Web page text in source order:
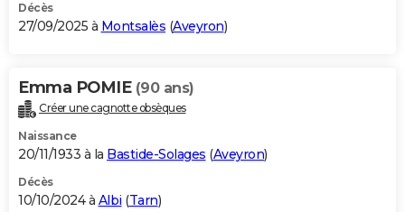
Décès
27/09/2025 à Montsalès (Aveyron)
Emma POMIE (90 ans)
Créer une cagnotte obsèques
Naissance
20/11/1933 à la Bastide-Solages (Aveyron)
Décès
10/10/2024 à Albi (Tarn)